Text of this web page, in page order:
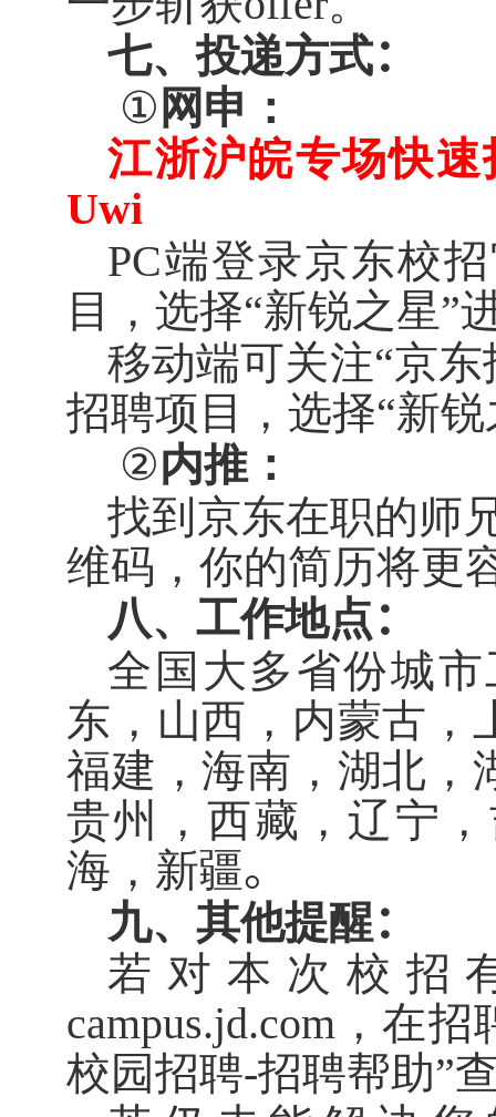
七、投递方式：
① 网申：
江浙沪皖专场快
Uwi
PC端登录京东校
目，选择“新锐之星”
移动端可关注“京
招聘项目，选择“新
②内推：
找到京东在职的师
维码，你的简历将更
八、工作地点 ：
全国大多省份城
东，山西，内蒙古，
福建，海南，湖北，
贵州，西藏，辽宁
海，新疆。
九、其他提醒：
若对本次校招
campus.jd.com ，在招
校园招聘-招聘帮助”